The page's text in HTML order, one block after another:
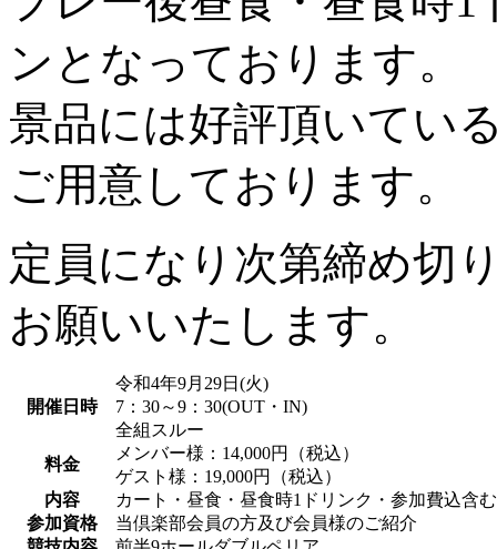
ンとなっております。
景品には好評頂いてい
ご用意しております。
定員になり次第締め切
お願いいたします。
開催日時
令和4年9月29日(火)
7：30～9：30(OUT・IN)
全組スルー
料金
メンバー様：14,000円（税込）
ゲスト様：19,000円（税込）
内容
カート・昼食・昼食時1ドリンク・参加費込含
参加資格
当倶楽部会員の方及び会員様のご紹介